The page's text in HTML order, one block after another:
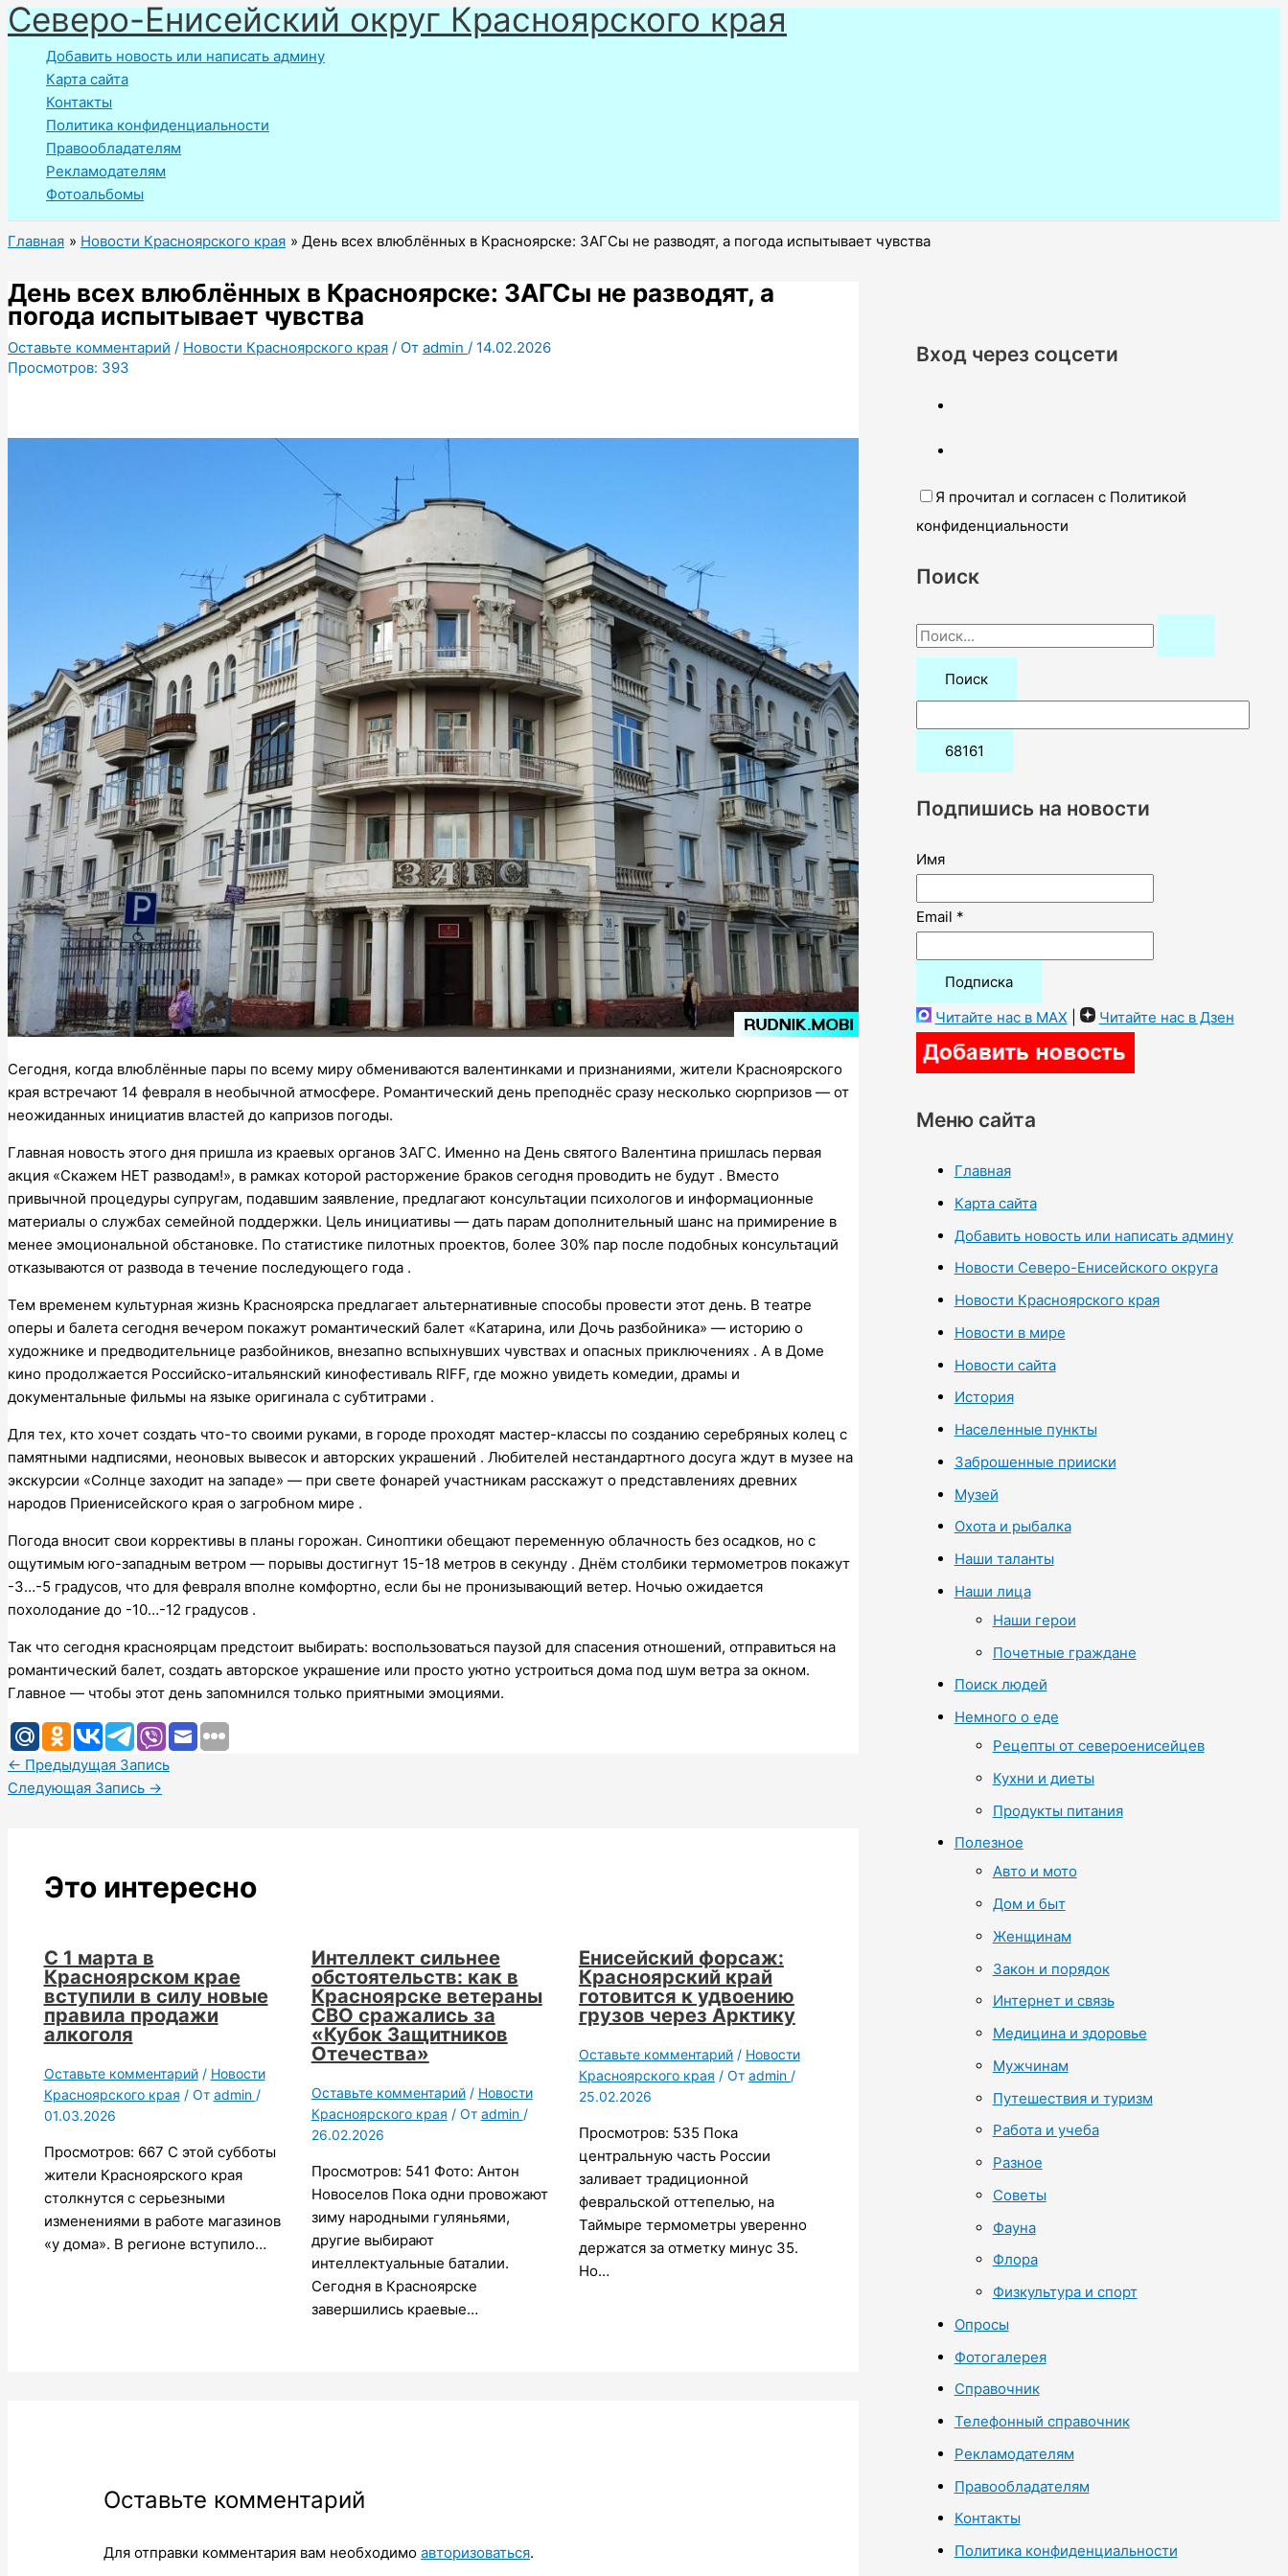
Перейти
к
содержимому
Северо-Енисейский округ Красноярского края
Добавить новость или написать админу
Карта сайта
Контакты
Политика конфиденциальности
Правообладателям
Рекламодателям
Фотоальбомы
Главная Новости Красноярского края День всех влюблённых в Красноярске: ЗАГСы не разводят, а погода испытывает чувства
День всех влюблённых в Красноярске: ЗАГСы не разводят, а
погода испытывает чувства
Оставьте комментарий / Новости Красноярского края / От admin / 14.02.2026
Просмотров: 393
Сегодня, когда влюблённые пары по всему миру обмениваются валентинками и признаниями, жители Красноярского
края встречают 14 февраля в необычной атмосфере. Романтический день преподнёс сразу несколько сюрпризов — от
неожиданных инициатив властей до капризов погоды.
Главная новость этого дня пришла из краевых органов ЗАГС. Именно на День святого Валентина пришлась первая
акция «Скажем НЕТ разводам!», в рамках которой расторжение браков сегодня проводить не будут . Вместо
привычной процедуры супругам, подавшим заявление, предлагают консультации психологов и информационные
материалы о службах семейной поддержки. Цель инициативы — дать парам дополнительный шанс на примирение в
менее эмоциональной обстановке. По статистике пилотных проектов, более 30% пар после подобных консультаций
отказываются от развода в течение последующего года .
Тем временем культурная жизнь Красноярска предлагает альтернативные способы провести этот день. В театре
оперы и балета сегодня вечером покажут романтический балет «Катарина, или Дочь разбойника» — историю о
художнике и предводительнице разбойников, внезапно вспыхнувших чувствах и опасных приключениях . А в Доме
кино продолжается Российско-итальянский кинофестиваль RIFF, где можно увидеть комедии, драмы и
документальные фильмы на языке оригинала с субтитрами .
Для тех, кто хочет создать что-то своими руками, в городе проходят мастер-классы по созданию серебряных колец с
памятными надписями, неоновых вывесок и авторских украшений . Любителей нестандартного досуга ждут в музее на
экскурсии «Солнце заходит на западе» — при свете фонарей участникам расскажут о представлениях древних
народов Приенисейского края о загробном мире .
Погода вносит свои коррективы в планы горожан. Синоптики обещают переменную облачность без осадков, но с
ощутимым юго-западным ветром — порывы достигнут 15-18 метров в секунду . Днём столбики термометров покажут
-3…-5 градусов, что для февраля вполне комфортно, если бы не пронизывающий ветер. Ночью ожидается
похолодание до -10…-12 градусов .
Так что сегодня красноярцам предстоит выбирать: воспользоваться паузой для спасения отношений, отправиться на
романтический балет, создать авторское украшение или просто уютно устроиться дома под шум ветра за окном.
Главное — чтобы этот день запомнился только приятными эмоциями.
← Предыдущая Запись
Следующая Запись →
Это интересно
С 1 марта в
Красноярском крае
вступили в силу новые
правила продажи
алкоголя
Оставьте комментарий / Новости
Красноярского края / От admin /
01.03.2026
Просмотров: 667 С этой субботы
жители Красноярского края
столкнутся с серьезными
изменениями в работе магазинов
«у дома». В регионе вступило…
Интеллект сильнее
обстоятельств: как в
Красноярске ветераны
СВО сражались за
«Кубок Защитников
Отечества»
Оставьте комментарий / Новости
Красноярского края / От admin /
26.02.2026
Просмотров: 541 Фото: Антон
Новоселов Пока одни провожают
зиму народными гуляньями,
другие выбирают
интеллектуальные баталии.
Сегодня в Красноярске
завершились краевые…
Енисейский форсаж:
Красноярский край
готовится к удвоению
грузов через Арктику
Оставьте комментарий / Новости
Красноярского края / От admin /
25.02.2026
Просмотров: 535 Пока
центральную часть России
заливает традиционной
февральской оттепелью, на
Таймыре термометры уверенно
держатся за отметку минус 35.
Но…
Оставьте комментарий
Для отправки комментария вам необходимоавторизоваться.
Вход через соцсети
Я прочитал и согласен с Политикой
конфиденциальности
Поиск
П
о
:
Подпишись на новости
Имя
Email *
Читайте нас в MAX Читайте нас в Дзен
Меню сайта
Главная
Карта сайта
Добавить новость или написать админу
Новости Северо-Енисейского округа
Новости Красноярского края
Новости в мире
Новости сайта
История
Населенные пункты
Заброшенные прииски
Музей
Охота и рыбалка
Наши таланты
Наши лица
Наши герои
Почетные граждане
Поиск людей
Немного о еде
Рецепты от североенисейцев
Кухни и диеты
Продукты питания
Полезное
Авто и мото
Дом и быт
Женщинам
Закон и порядок
Интернет и связь
Медицина и здоровье
Мужчинам
Путешествия и туризм
Работа и учеба
Разное
Советы
Фауна
Флора
Физкультура и спорт
Опросы
Фотогалерея
Справочник
Телефонный справочник
Рекламодателям
Правообладателям
Контакты
Политика конфиденциальности